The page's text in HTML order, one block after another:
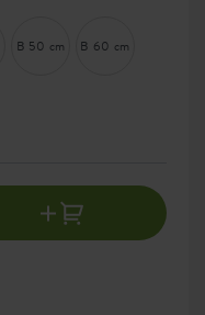
B 50 cm B 60 cm